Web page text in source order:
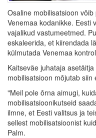
Osaline mobilisatsioon
Venemaa kodanikke. Eesti
vajalikud vastumeetmed.
eskaleerida, et kiirendada
külmutada Venemaa
Kaitseväe juhataja
mobilisatsioon mõjutab siin
"Meil pole õrna aimugi,
mobilisatsioonikutseid
ilmne, et Eesti valitsus ja
sellest mobilisatsioonist
Palm.